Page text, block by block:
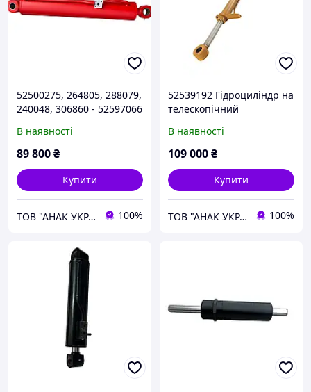
52500275, 264805, 288079,
240048, 306860 - 52597066
телескопічний
навантажувач Manitou
В наявності
89 800₴
Купити
ТОВ "АНАК УКРАЇНА" 100%
52539192 Гідроциліндр на
телескопічний
MLT735 висування стріли
В наявності
109 000₴
Купити
ТОВ "АНАК УКРАЇНА" 100%